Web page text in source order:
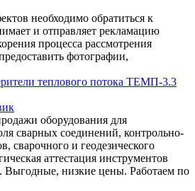
необходимо обратиться к
и отправляет рекламацию
процесса рассмотрения
фотографии,
теплового потока ТЕМП-3.3
оборудования для
сварных соединений, контрольно-
сварочного и геодезического
аттестация инструментов
Выгодные, низкие цены. Работаем по